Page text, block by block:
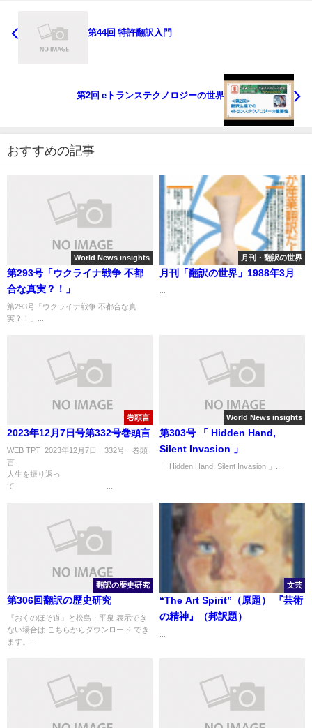
第44回 特許翻訳入門
第2回 eトランステクノロジーの世界
おすすめの記事
World News insights
第293号「ウクライナ戦争 不都
合な真実？！」
第293号「ウクライナ戦争 不都合な真
実？！」...
月刊・翻訳の世界
月刊「翻訳の世界」1988年3月
巻頭言
2023年12月7日号第332号巻頭言
WEB TPT 2023年12月7日 332号 巻頭
言
人生を振り返っ
て ...
World News insights
第303号 「 Hidden Hand,
Silent Invasion 」
「 Hidden Hand, Silent Invasion 」...
翻訳の歴史研究
第306回翻訳の歴史研究
『おくのほそ道』と松島・平泉 表示でき
ない場合は こちらからダウンロード でき
ます。...
文芸
“The Art Spirit”（原題） 『芸術
の精神』（邦訳題）